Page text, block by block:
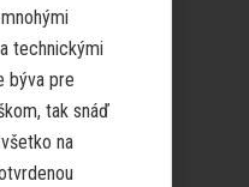
technickými
býva pre
tak snáď
na